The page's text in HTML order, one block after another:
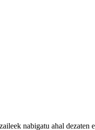
nabigatu ahal dezaten